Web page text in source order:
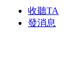
收聽TA
發消息